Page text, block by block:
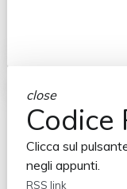
close
Codice
Clicca sul
negli appunti.
RSS link